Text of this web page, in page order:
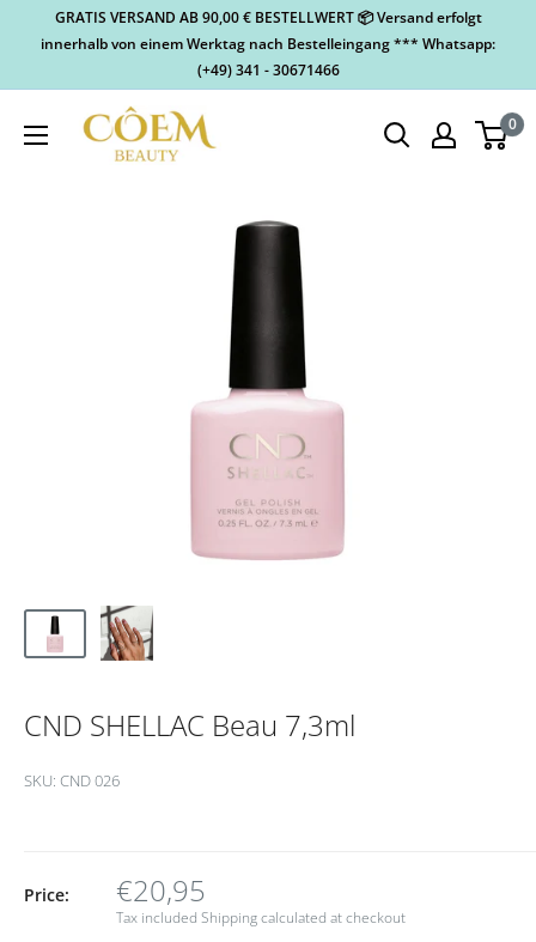
GRATIS VERSAND AB 90,00 € BESTELLWERT 📦 Versand erfolgt
innerhalb von einem Werktag nach Bestelleingang *** Whatsapp:
(+49) 341 - 30671466
0
CND SHELLAC Beau 7,3ml
SKU: CND 026
Price: €20,95
Tax included Shipping calculated at checkout